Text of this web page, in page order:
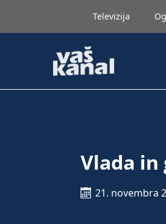
Televizija
Vlada in
21. novembra